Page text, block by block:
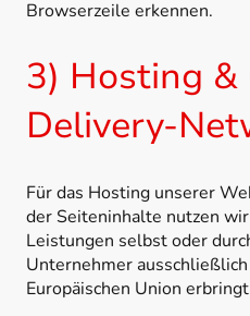
Browserzeile erkennen.
3) Hosting
Delivery-
Für das Hosting unserer
der Seiteninhalte nutzen
Leistungen selbst oder
Unternehmer
Europäischen Union